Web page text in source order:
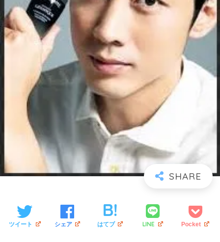
ツイート シェア はてブ LINE Pocket